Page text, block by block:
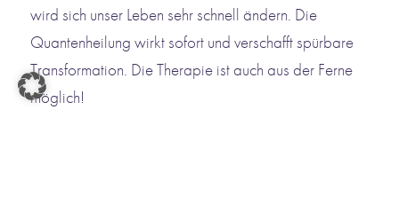
wird sich unser Leben sehr schnell ändern. Die
Quantenheilung wirkt sofort und verschafft spürbare
Transformation. Die Therapie ist auch aus der Ferne
möglich!